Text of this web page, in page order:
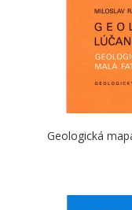
Geologická